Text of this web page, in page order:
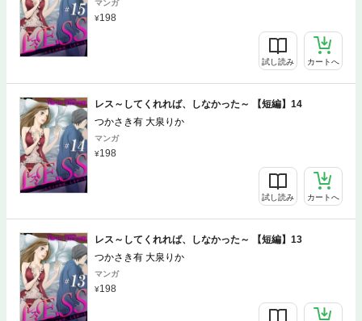
マンガ
198
試し読み カートへ
レス～してくれれば、しなかった～ 【短編】14
つかさき有 大泉りか
マンガ
198
試し読み カートへ
レス～してくれれば、しなかった～ 【短編】13
つかさき有 大泉りか
マンガ
198